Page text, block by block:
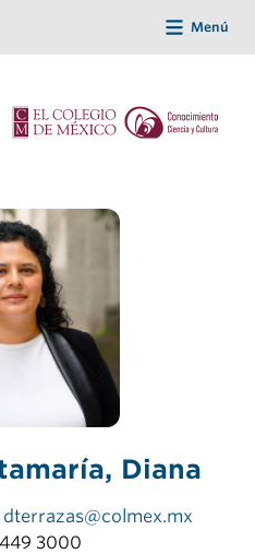
Menú
Diana
dterrazas@colmex.mx
3000